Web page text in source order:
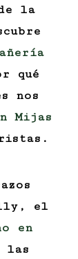
la
qué
nos
Mijas
el
en
las